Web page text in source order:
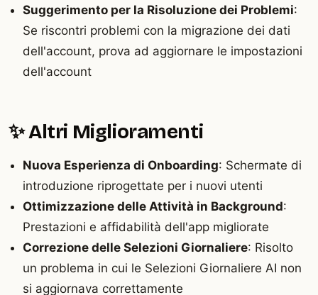
Suggerimento per la Risoluzione dei Problemi:
Se riscontri problemi con la migrazione dei dati
dell'account, prova ad aggiornare le impostazioni
dell'account
✨ Altri Miglioramenti
Nuova Esperienza di Onboarding: Schermate di
introduzione riprogettate per i nuovi utenti
Ottimizzazione delle Attività in Background:
Prestazioni e affidabilità dell'app migliorate
Correzione delle Selezioni Giornaliere: Risolto
un problema in cui le Selezioni Giornaliere AI non
si aggiornava correttamente